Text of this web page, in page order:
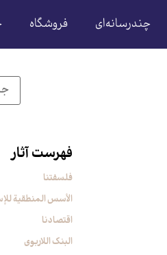
چندرسانه‌ای فروشگاه
فهرست آثار
فلسفتنا
الأسس المنطقیة
اقتصادنا
البنک اللاربوی